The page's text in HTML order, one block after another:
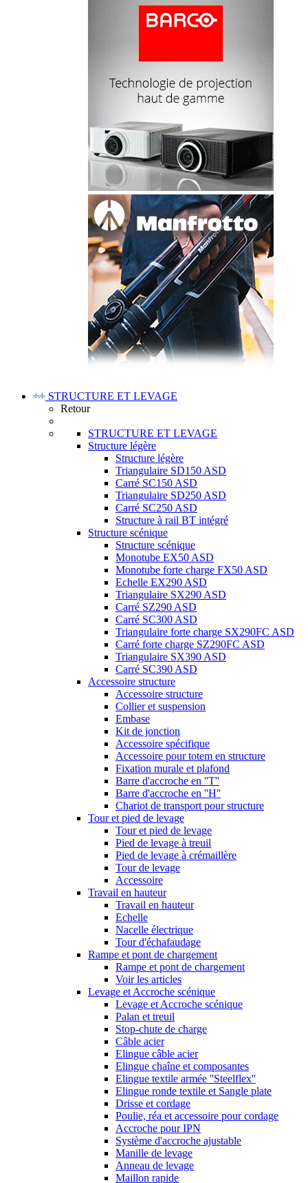
STRUCTURE ET LEVAGE
Retour
STRUCTURE ET LEVAGE
Structure légère
Structure légère
Triangulaire SD150 ASD
Carré SC150 ASD
Triangulaire SD250 ASD
Carré SC250 ASD
Structure à rail BT intégré
Structure scénique
Structure scénique
Monotube EX50 ASD
Monotube forte charge FX50 ASD
Echelle EX290 ASD
Triangulaire SX290 ASD
Carré SZ290 ASD
Carré SC300 ASD
Triangulaire forte charge SX290FC ASD
Carré forte charge SZ290FC ASD
Triangulaire SX390 ASD
Carré SC390 ASD
Accessoire structure
Accessoire structure
Collier et suspension
Embase
Kit de jonction
Accessoire spécifique
Accessoire pour totem en structure
Fixation murale et plafond
Barre d'accroche en ''T''
Barre d'accroche en ''H''
Chariot de transport pour structure
Tour et pied de levage
Tour et pied de levage
Pied de levage à treuil
Pied de levage à crémaillère
Tour de levage
Accessoire
Travail en hauteur
Travail en hauteur
Echelle
Nacelle électrique
Tour d'échafaudage
Rampe et pont de chargement
Rampe et pont de chargement
Voir les articles
Levage et Accroche scénique
Levage et Accroche scénique
Palan et treuil
Stop-chute de charge
Câble acier
Elingue câble acier
Elingue chaîne et composantes
Elingue textile armée ''Steelflex''
Elingue ronde textile et Sangle plate
Drisse et cordage
Poulie, réa et accessoire pour cordage
Accroche pour IPN
Système d'accroche ajustable
Manille de levage
Anneau de levage
Maillon rapide